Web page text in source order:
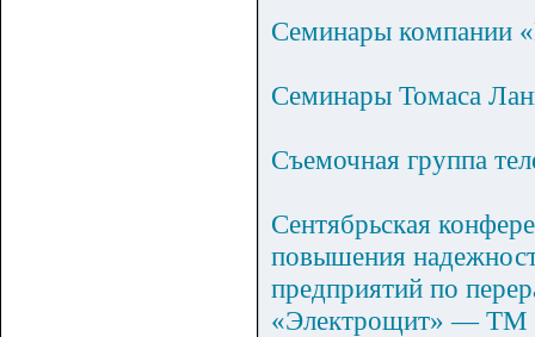
Семинары компании
Семинары Томаса
Съемочная группа
Сентябрьская
повышения
предприятий по
«Электрощит» — ТМ